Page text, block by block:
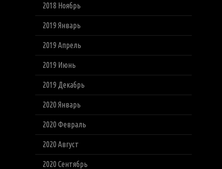
2018 Ноябрь
2019 Январь
2019 Апрель
2019 Июнь
2019 Декабрь
2020 Январь
2020 Февраль
2020 Август
2020 Сентябрь